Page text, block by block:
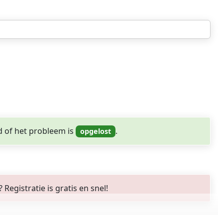
of het probleem is .
is gratis en snel!